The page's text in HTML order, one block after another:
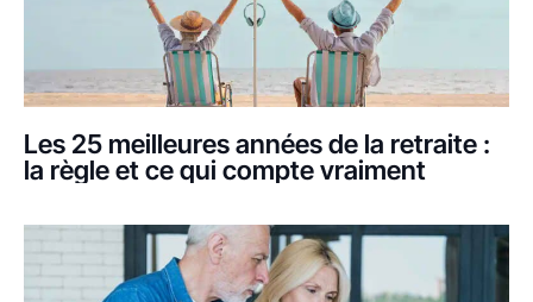
Les 25 meilleures années de la retraite :
la règle et ce qui compte vraiment